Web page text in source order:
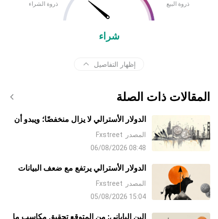
ذروة البيع ذروة الشراء
شراء
إظهار التفاصيل
المقالات ذات الصلة
الدولار الأسترالي لا يزال منخفضًا؛ ويبدو أن
الهبوط محدود مع ضغط المخاوف المالية
على الين
المصدر
Fxstreet
08:48 06/08/2026
الدولار الأسترالي يرتفع مع ضعف البيانات
الأمريكية وتحسن معنويات الرغبة في
المخاطرة يضغطان على الدولار الأمريكي
المصدر
Fxstreet
15:04 05/08/2026
الين الياباني: من المتوقع تحقيق مكاسب ما